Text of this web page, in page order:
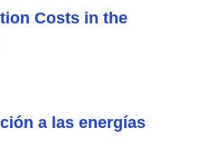
Costs in the
a las energías